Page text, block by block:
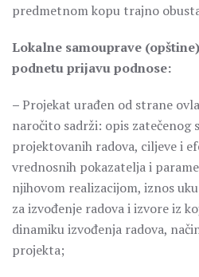
predmetnom kopu trajno
Lokalne samouprave
podnetu prijavu podnose:
–Projekat urađen od strane
naročito sadrži: opis zatečenog
projektovanih radova, ciljeve i
vrednosnih pokazatelja i
njihovom realizacijom, iznos
za izvođenje radova i izvore iz
dinamiku izvođenja radova,
projekta;